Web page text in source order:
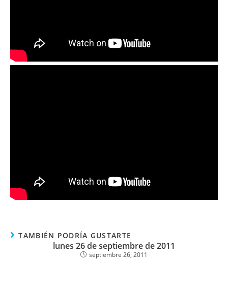
TAMBIÉN PODRÍA GUSTARTE
lunes 26 de septiembre de 2011
septiembre 26, 2011